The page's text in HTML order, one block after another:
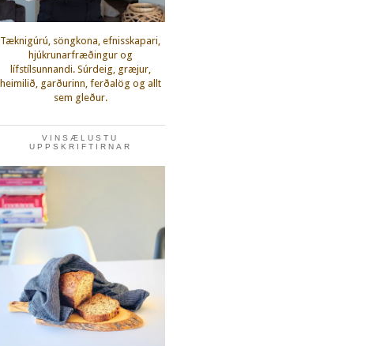
Tæknigúrú, söngkona, efnisskapari,
hjúkrunarfræðingur og
lífstílsunnandi. Súrdeig, græjur,
heimilið, garðurinn, ferðalög og allt
sem gleður.
VINSÆLUSTU
UPPSKRIFTIRNAR